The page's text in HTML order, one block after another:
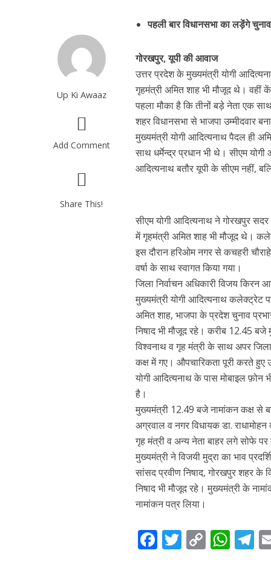
Up Ki Awaaz
Add Comment
Share This!
पहली बार विधानसभा का लड़ेंगे चुनाव
गोरखपुर, यूपी की आवाज
उत्तर प्रदेश के मुख्यमंत्री योगी
गृहमंत्री अमित शाह भी मौजूद थे। वहीं
पहला मौका है कि तीनों बड़े नेता एक
शहर विधानसभा से भाजपा उम्मीदवार
मुख्यमंत्री योगी आदित्यनाथ पैदल ही
साथ धर्मेन्द्र प्रधान भी थे। सीएम
आदित्यनाथ बतौर यूपी के सीएम नहीं,
सीएम योगी आदित्यनाथ ने गोरखपुर
में गृहमंत्री अमित शाह भी मौजूद थे।
इस दौरान हरिओम नगर से कचहरी
वर्षा के साथ स्वागत किया गया।
जिला निर्वाचन अधिकारी विजय
मुख्यमंत्री योगी आदित्यनाथ
अमित शाह, भाजपा के प्रदेश चुनाव
निषाद भी मौजूद रहे। करीब 12.45 बजे
विश्वनाथ व गृह मंत्री के साथ अपर
कक्ष में गए। औपचारिकता पूरी करते हुए
योगी आदित्यनाथ के पास मोबाइल
है।
मुख्यमंत्री 12.49 बजे नामांकन कक्ष से
अग्रवाल व नगर विधायक डा.
गृह मंत्री व अन्य नेता बाहर लगे सोफे
मुख्यमंत्री ने विजयी मुद्रा का भाव
सांसद प्रवीण निषाद, गोरखपुर शहर के
निषाद भी मौजूद रहे। मुख्यमंत्री के
नामांकन पत्र लिया।
F T C W T